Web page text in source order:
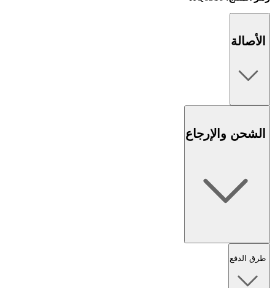
الأصالة
الشحن والإرجاع
طرق الدفع